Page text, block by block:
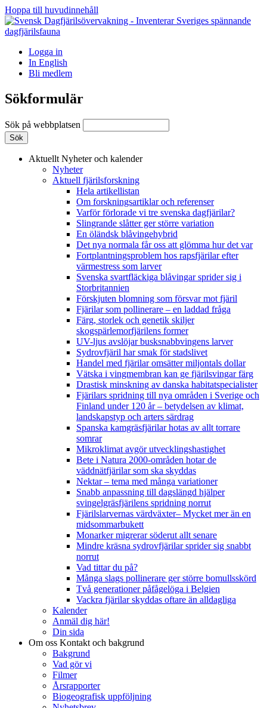
Hoppa till huvudinnehåll
Logga in
In English
Bli medlem
Sökformulär
Sök på webbplatsen
Aktuellt Nyheter och kalender
Nyheter
Aktuell fjärilsforskning
Hela artikellistan
Om forskningsartiklar och referenser
Varför förlorade vi tre svenska dagfjärilar?
Slingrande slåtter ger större variation
En öländsk blåvingehybrid
Det nya normala får oss att glömma hur det var
Fortplantningsproblem hos rapsfjärilar efter
värmestress som larver
Svenska svartfläckiga blåvingar sprider sig i
Storbritannien
Förskjuten blomning som försvar mot fjäril
Fjärilar som pollinerare – en laddad fråga
Färg, storlek och genetik skiljer
skogspärlemorfjärilens former
UV-ljus avslöjar busksnabbvingens larver
Sydrovfjäril har smak för stadslivet
Handel med fjärilar omsätter miljontals dollar
Vätska i vingmembran kan ge fjärilsvingar färg
Drastisk minskning av danska habitatspecialister
Fjärilars spridning till nya områden i Sverige och
Finland under 120 år– betydelsen av klimat,
landskapstyp och arters särdrag
Spanska kamgräsfjärilar hotas av allt torrare
somrar
Mikroklimat avgör utvecklingshastighet
Bete i Natura 2000-områden hotar de
väddnätfjärilar som ska skyddas
Nektar – tema med många variationer
Snabb anpassning till dagslängd hjälper
svingelgräsfjärilens spridning norrut
Fjärilslarvernas värdväxter– Mycket mer än en
midsommarbukett
Monarker migrerar söderut allt senare
Mindre kräsna sydrovfjärilar sprider sig snabbt
norrut
Vad tittar du på?
Många slags pollinerare ger större bomullsskörd
Två generationer påfågelöga i Belgien
Vackra fjärilar skyddas oftare än alldagliga
Kalender
Anmäl dig här!
Din sida
Om oss Kontakt och bakgrund
Bakgrund
Vad gör vi
Filmer
Årsrapporter
Biogeografisk uppföljning